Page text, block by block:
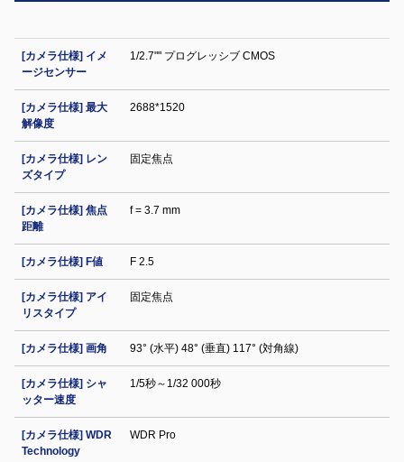
[カメラ仕様] イメ
ージセンサー
1/2.7"" プログレッシブ CMOS
[カメラ仕様] 最大
解像度
2688*1520
[カメラ仕様] レン
ズタイプ
固定焦点
[カメラ仕様] 焦点
距離
f = 3.7 mm
[カメラ仕様] F値 F 2.5
[カメラ仕様] アイ
リスタイプ
固定焦点
[カメラ仕様] 画角 93° (水平) 48° (垂直) 117° (対角線)
[カメラ仕様] シャ
ッター速度
1/5秒～1/32 000秒
[カメラ仕様] WDR
Technology
WDR Pro